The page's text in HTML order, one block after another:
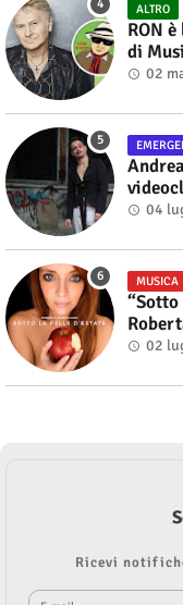
ALTRO
RON
di
02
04
MUSICA
02
Ricevi